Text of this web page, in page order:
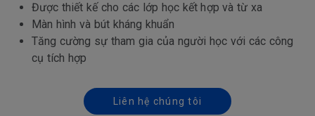
Được thiết kế cho các lớp học kết hợp và từ xa
Màn hình và bút kháng khuẩn
Tăng cường sự tham gia của người học với các công
cụ tích hợp
Liên hệ chúng tôi